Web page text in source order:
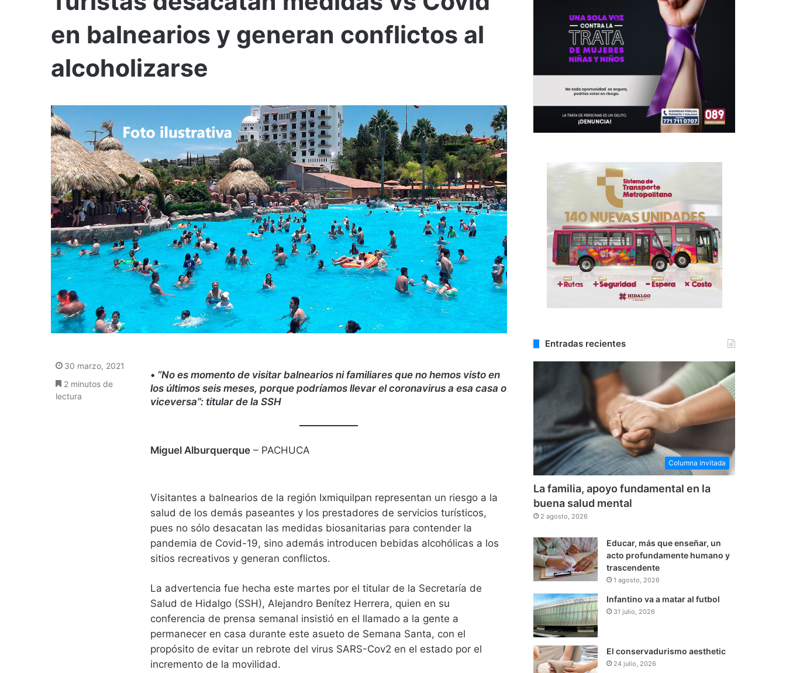
en balnearios y generan conflictos al
alcoholizarse
• “No es momento de visitar balnearios ni familiares que no hemos visto en
los últimos seis meses, porque podríamos llevar el coronavirus a esa casa o
viceversa”: titular de la SSH
Miguel Alburquerque – PACHUCA
Visitantes a balnearios de la región Ixmiquilpan representan un riesgo a la
salud de los demás paseantes y los prestadores de servicios turísticos,
pues no sólo desacatan las medidas biosanitarias para contender la
pandemia de Covid-19, sino además introducen bebidas alcohólicas a los
sitios recreativos y generan conflictos.
La advertencia fue hecha este martes por el titular de la Secretaría de
Salud de Hidalgo (SSH), Alejandro Benítez Herrera, quien en su
conferencia de prensa semanal insistió en el llamado a la gente a
permanecer en casa durante este asueto de Semana Santa, con el
propósito de evitar un rebrote del virus SARS-Cov2 en el estado por el
incremento de la movilidad.
30 marzo, 2021
2 minutos de
lectura
Entradas recientes
Columna invitada
La familia, apoyo fundamental en la
buena salud mental
2 agosto, 2026
Educar, más que enseñar, un
acto profundamente humano y
trascendente
1 agosto, 2026
Infantino va a matar al futbol
31 julio, 2026
El conservadurismo aesthetic
24 julio, 2026